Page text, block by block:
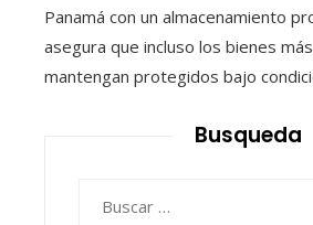
Panamá con un almacenamiento
asegura que incluso los bienes
mantengan protegidos bajo
Busqueda